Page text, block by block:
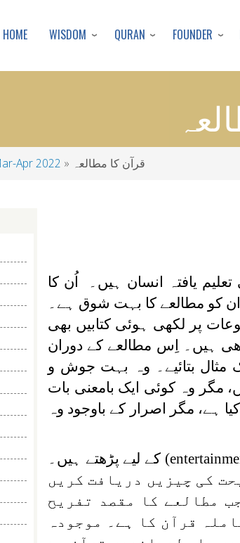
HOME WISDOM QURAN FOUNDER
Apr 2022 قرآن کا مطالعہ
یافتہ انسان ہیں۔ اُن کا
ان کو مطالعے کا بہت شوق ہے۔
پر لکھی ہوئی کتابیں بھی
ہیں۔ اِس مطالعے کے دوران
بتائیے۔ وہ بہت جوش و
وہ کوئی ایک بامعنی بات
ہے، مگر اصرار کے باوجود وہ
) کے لیے پڑھتے ہیں۔
کی چیزیں دریافت کریں
مطالعے کا مقصد تفریح
قرآن کا ہے۔ موجودہ